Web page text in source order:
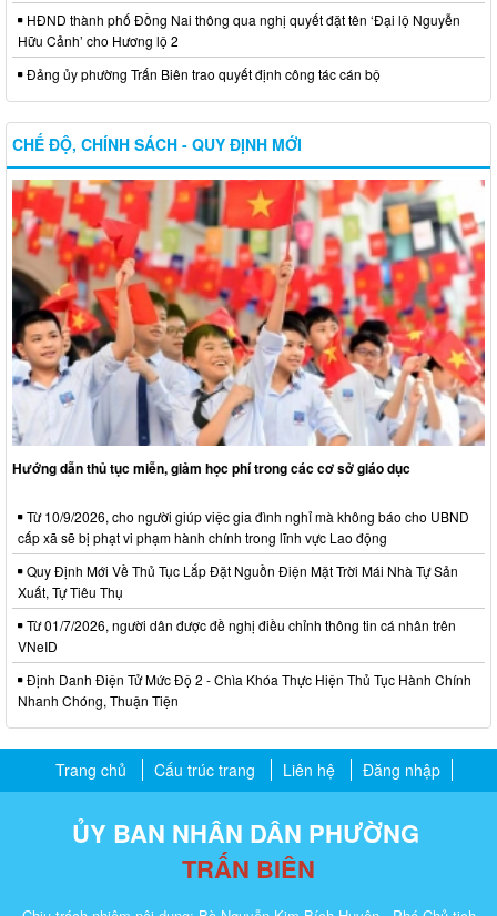
HĐND thành phố Đồng Nai thông qua nghị quyết đặt tên ‘Đại lộ Nguyễn
Hữu Cảnh’ cho Hương lộ 2
Đảng ủy phường Trấn Biên trao quyết định công tác cán bộ
CHẾ ĐỘ, CHÍNH SÁCH - QUY ĐỊNH MỚI
Hướng dẫn thủ tục miễn, giảm học phí trong các cơ sở giáo dục
Từ 10/9/2026, cho người giúp việc gia đình nghỉ mà không báo cho UBND
cấp xã sẽ bị phạt vi phạm hành chính trong lĩnh vực Lao động
Quy Định Mới Về Thủ Tục Lắp Đặt Nguồn Điện Mặt Trời Mái Nhà Tự Sản
Xuất, Tự Tiêu Thụ
Từ 01/7/2026, người dân được đề nghị điều chỉnh thông tin cá nhân trên
VNeID
Định Danh Điện Tử Mức Độ 2 - Chìa Khóa Thực Hiện Thủ Tục Hành Chính
Nhanh Chóng, Thuận Tiện
Trang chủ Cấu trúc trang Liên hệ Đăng nhập
ỦY BAN NHÂN DÂN PHƯỜNG
TRẤN BIÊN